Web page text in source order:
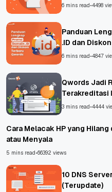
6 mins read•4498
Panduan
.ID dan
6 mins read•4847
Qwords Jadi
Terakreditasi
Untungnya?
3 mins read•4444
Cara Melacak HP yang Hilang
atau Menyala
5 mins read•66392 views
10 DNS
(Terupdate)